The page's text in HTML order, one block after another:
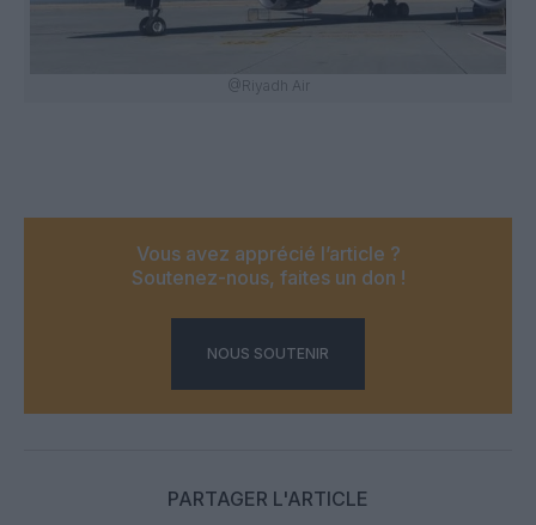
@Riyadh Air
Vous avez apprécié l’article ?
Soutenez-nous, faites un don !
NOUS SOUTENIR
PARTAGER L'ARTICLE